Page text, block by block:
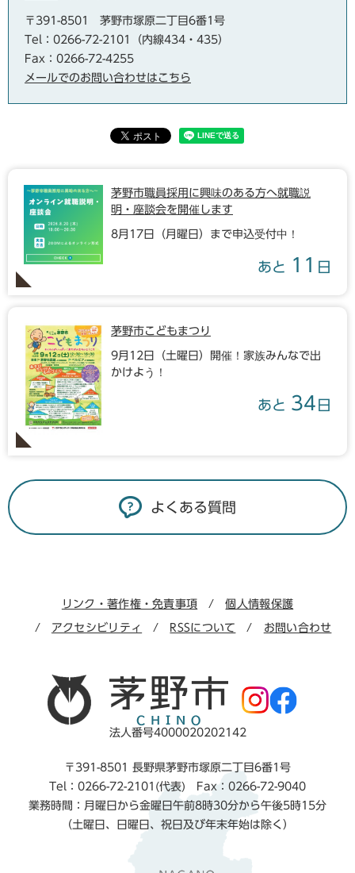
〒391-8501
茅野市塚原二丁目6番1号
Tel：0266-72-2101（内線434・435）
Fax：0266-72-4255
メールでのお問い合わせはこちら
茅野市職員採用に興味のある方へ就職説
明・座談会を開催します
8月17日（月曜日）まで申込受付中！
あと 11 日
茅野市こどもまつり
9月12日（土曜日）開催！家族みんなで出
かけよう！
あと 34 日
よくある質問
リンク・著作権・免責事項 個人情報保護
アクセシビリティ RSSについて お問い合わせ
法人番号4000020202142
〒391-8501 長野県茅野市塚原二丁目6番1号
Tel：0266-72-2101(代表) Fax：0266-72-9040
業務時間：月曜日から金曜日午前8時30分から午後5時15分
（土曜日、日曜日、祝日及び年末年始は除く）